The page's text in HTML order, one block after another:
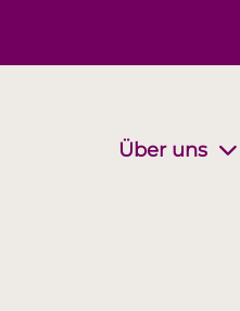
Über uns